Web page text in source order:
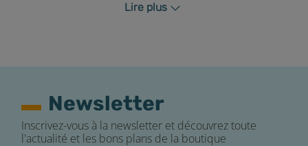
e-liquides, une saveur crémeuse, une touche d'acidité
ou encore un rendu plus sucré par exemple.
Retrouvez chez E-Fumeur desadditifsélaborés par les
Lire plus
Newsletter
Inscrivez-vous à la newsletter et découvrez toute
l'actualité et les bons plans de la boutique